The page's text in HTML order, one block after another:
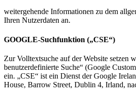
weitergehende Informationen zu dem
Ihren Nutzerdaten an.
GOOGLE-Suchfunktion („CSE“)
Zur Volltextsuche auf der Website setzen
benutzerdefinierte Suche“ (Google
ein. „CSE“ ist ein Dienst der Google
House, Barrow Street, Dublin 4, Irland,